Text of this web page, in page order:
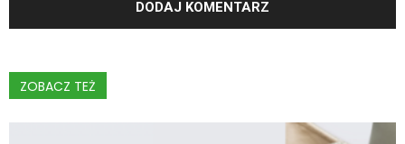
ZOBACZ TEŻ